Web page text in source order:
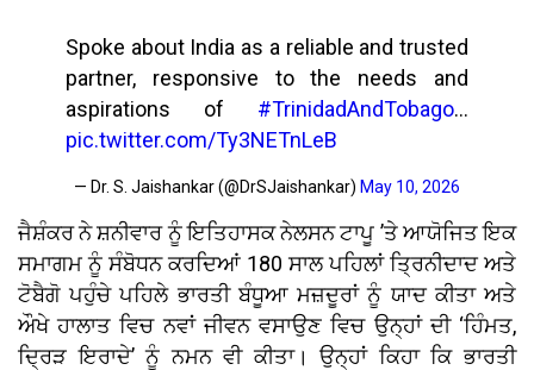
Spoke about India as a reliable and trusted
partner, responsive to the needs and
aspirations of #TrinidadAndTobago…
pic.twitter.com/Ty3NETnLeB
— Dr. S. Jaishankar (@DrSJaishankar) May 10, 2026
ਜੈਸ਼ੰਕਰ ਨੇ ਸ਼ਨੀਵਾਰ ਨੂੰ ਇਤਿਹਾਸਕ ਨੇਲਸਨ ਟਾਪੂ ’ਤੇ ਆਯੋਜਿਤ ਇਕ
ਸਮਾਗਮ ਨੂੰ ਸੰਬੋਧਨ ਕਰਦਿਆਂ 180 ਸਾਲ ਪਹਿਲਾਂ ਤ੍ਰਿਨੀਦਾਦ ਅਤੇ
ਟੋਬੈਗੋ ਪਹੁੰਚੇ ਪਹਿਲੇ ਭਾਰਤੀ ਬੰਧੂਆ ਮਜ਼ਦੂਰਾਂ ਨੂੰ ਯਾਦ ਕੀਤਾ ਅਤੇ
ਔਖੇ ਹਾਲਾਤ ਵਿਚ ਨਵਾਂ ਜੀਵਨ ਵਸਾਉਣ ਵਿਚ ਉਨ੍ਹਾਂ ਦੀ ‘ਹਿੰਮਤ,
ਦ੍ਰਿੜ ਇਰਾਦੇ’ ਨੂੰ ਨਮਨ ਵੀ ਕੀਤਾ। ਉਨ੍ਹਾਂ ਕਿਹਾ ਕਿ ਭਾਰਤੀ